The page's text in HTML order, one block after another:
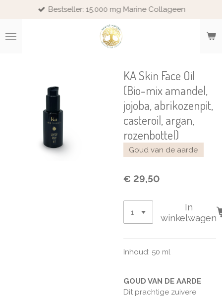
naar
de
Bestseller: 15.000 mg Marine Collageen
KA Skin Face Oil
(Bio-mix amandel,
jojoba, abrikozenpit,
casteroil, argan,
rozenbottel)
Goud van de aarde
€ 29,50
In
winkelwagen
Inhoud: 50 ml
GOUD VAN DE AARDE
Dit prachtige zuivere